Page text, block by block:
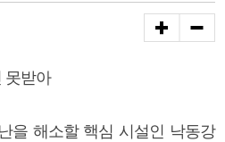
못받아
을 해소할 핵심 시설인 낙동강